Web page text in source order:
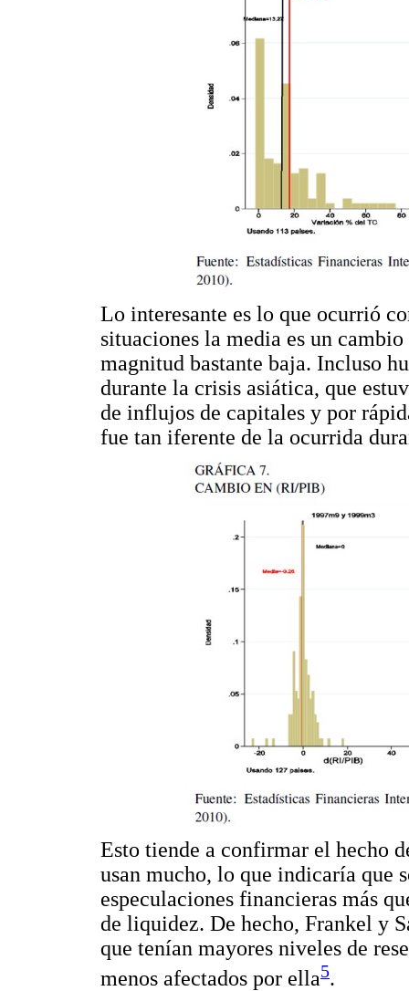
Lo interesante es lo que ocurrió
situaciones la media es un
magnitud bastante baja. Incluso
durante la crisis asiática, que
de influjos de capitales y por
fue tan iferente de la ocurrida
Esto tiende a confirmar el hecho
usan mucho, lo que indicaría que
especulaciones financieras más
de liquidez. De hecho, Frankel y
que tenían mayores niveles de
menos afectados por ella5.